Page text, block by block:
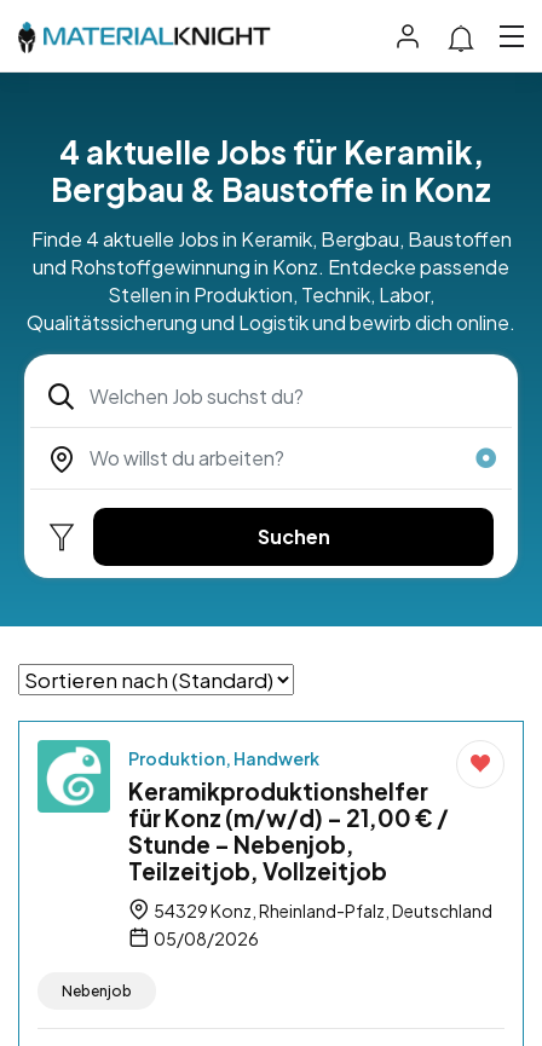
4 aktuelle Jobs für Keramik,
Bergbau & Baustoffe in Konz
Finde 4 aktuelle Jobs in Keramik, Bergbau, Baustoffen
und Rohstoffgewinnung in Konz. Entdecke passende
Stellen in Produktion, Technik, Labor,
Qualitätssicherung und Logistik und bewirb dich online.
Suchen
Produktion, Handwerk
Keramikproduktionshelfer
für Konz (m/w/d) – 21,00 € /
Stunde – Nebenjob,
Teilzeitjob, Vollzeitjob
54329 Konz, Rheinland-Pfalz, Deutschland
05/08/2026
Nebenjob